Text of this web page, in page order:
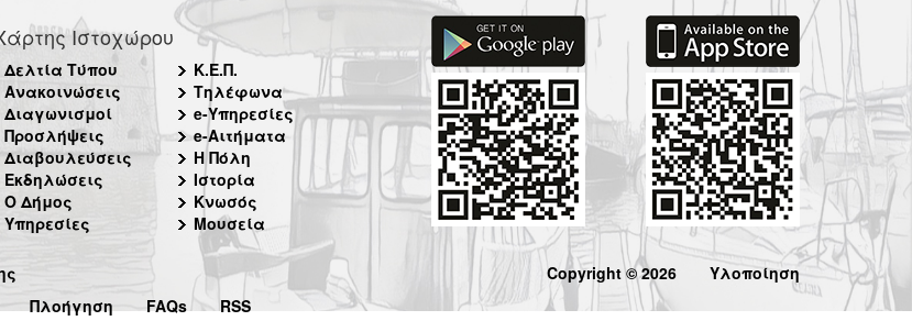
Ιστοχώρου
Δελτία Τύπου
Ανακοινώσεις
Διαγωνισμοί
Προσλήψεις
Διαβουλεύσεις
Εκδηλώσεις
Ο Δήμος
Υπηρεσίες
Κ.Ε.Π.
Τηλέφωνα
e-Υπηρεσίες
e-Αιτήματα
Η Πόλη
Ιστορία
Κνωσός
Μουσεία
Πλοήγηση FAQs RSS
Copyright © 2026 Υλοποίηση